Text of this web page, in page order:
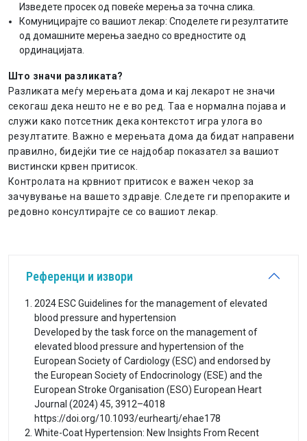
Изведете просек од повеќе мерења за точна слика.
Комуницирајте со вашиот лекар: Споделете ги резултатите
од домашните мерења заедно со вредностите од
ординацијата.
Што значи разликата?
Разликата меѓу мерењата дома и кај лекарот не значи
секогаш дека нешто не е во ред. Таа е нормална појава и
служи како потсетник дека контекстот игра улога во
резултатите. Важно е мерењата дома да бидат направени
правилно, бидејќи тие се најдобар показател за вашиот
вистински крвен притисок.
Контролата на крвниот притисок е важен чекор за
зачувување на вашето здравје. Следете ги препораките и
редовно консултирајте се со вашиот лекар.
Референци и извори
2024 ESC Guidelines for the management of elevated
blood pressure and hypertension
Developed by the task force on the management of
elevated blood pressure and hypertension of the
European Society of Cardiology (ESC) and endorsed by
the European Society of Endocrinology (ESE) and the
European Stroke Organisation (ESO) European Heart
Journal (2024) 45, 3912–4018
https://doi.org/10.1093/eurheartj/ehae178
White-Coat Hypertension: New Insights From Recent